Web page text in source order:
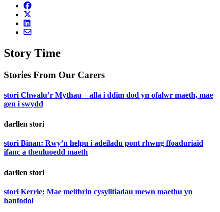
Share on Facebook
Share on X
Share on LinkedIn
Share by mail
Story Time
Stories From Our Carers
stori Chwalu’r Mythau – alla i ddim dod yn ofalwr maeth, mae
gen i swydd
darllen stori
stori Binan: Rwy’n helpu i adeiladu pont rhwng ffoaduriaid
ifanc a theuluoedd maeth
darllen stori
stori Kerrie: Mae meithrin cysylltiadau mewn maethu yn
hanfodol